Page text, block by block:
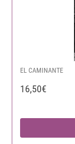
EL CAMINANTE
16,50€